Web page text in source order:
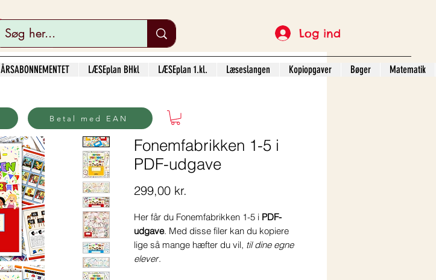
Log ind
ÅRSABONNEMENTET LÆSEplan BHkl LÆSEplan 1.kl. Læseslangen Kopiopgaver Bøger Matematik
Fonemfabrikken 1-5 i
PDF-udgave
299,00 kr.
Her får du Fonemfabrikken 1-5 i PDF-
udgave. Med disse filer kan du kopiere
lige så mange hæfter du vil, til dine egne
elever.
Betal med EAN